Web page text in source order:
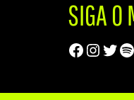
SIGA O